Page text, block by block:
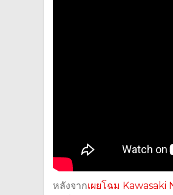
หลังจากเผยโฉม Kawasaki